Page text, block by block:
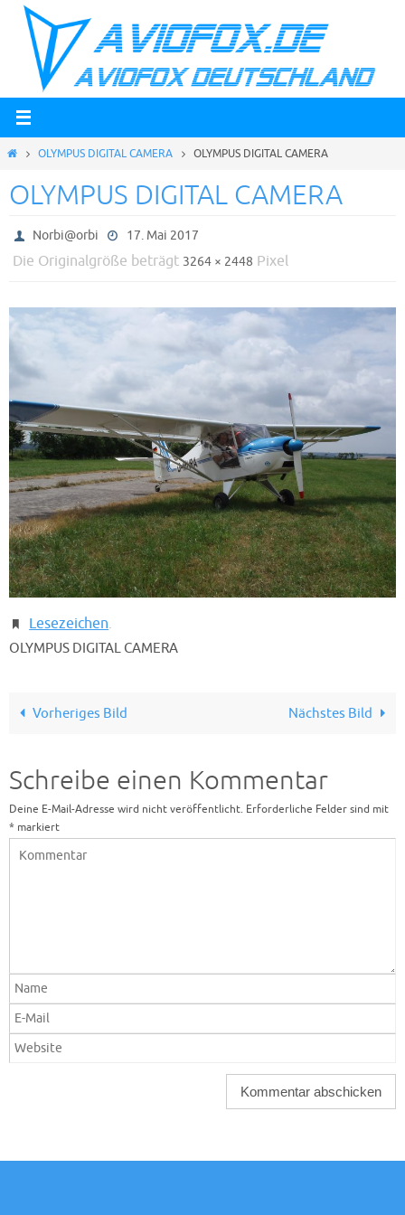
Zum
Inhalt
springen
StartOLYMPUS DIGITAL CAMERA OLYMPUS DIGITAL CAMERA
OLYMPUS DIGITAL CAMERA
Norbi@orbi 17. Mai 2017
Die Originalgröße beträgt 3264 × 2448 Pixel
Lesezeichen.
OLYMPUS DIGITAL CAMERA
Vorheriges Bild Nächstes Bild
Schreibe einen Kommentar
Deine E-Mail-Adresse wird nicht veröffentlicht. Erforderliche Felder sind mit
* markiert